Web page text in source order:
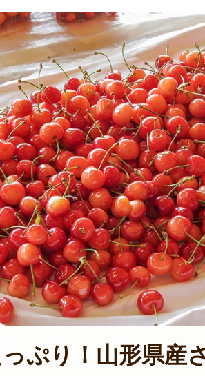
ぷり！山形県産